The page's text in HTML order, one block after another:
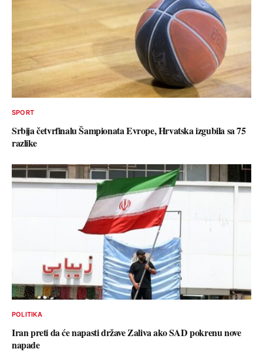
SPORT
Srbija četvrfinalu Šampionata Evrope, Hrvatska izgubila sa 75
razlike
POLITIKA
Iran preti da će napasti države Zaliva ako SAD pokrenu nove
napade